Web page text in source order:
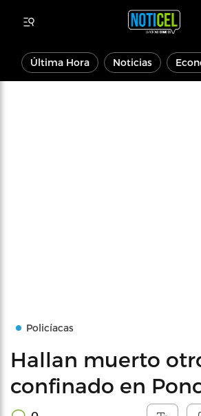
Última Hora Noticias
Policíacas
Hallan muerto
confinado en